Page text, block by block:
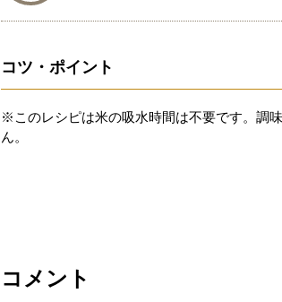
コツ・ポイント
※このレシピは米の吸水時間は不要です。調
ん。
コメント